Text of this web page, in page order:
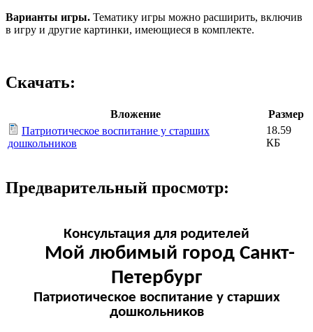
Варианты игры. Тематику игры можно расширить, включив
в игру и другие картинки, имеющиеся в комплекте.
Скачать:
Вложение
Размер
Патриотическое воспитание у старших
дошкольников
18.59
КБ
Предварительный просмотр:
Консультация для родителей
Мой любимый город Санкт-
Петербург
Патриотическое воспитание у старших
дошкольников